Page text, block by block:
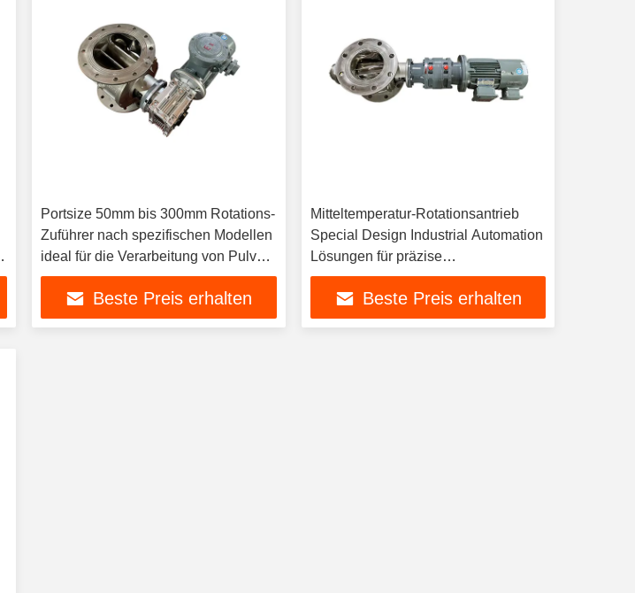
Portsize 50mm bis 300mm Rotations-
Zuführer nach spezifischen Modellen
ideal für die Verarbeitung von Pulver
und Granulat hergestellt
Beste Preis erhalten
Mitteltemperatur-Rotationsantrieb
Special Design Industrial Automation
Lösungen für präzise
Bewegungssteuerung und Leistung
Beste Preis erhalten